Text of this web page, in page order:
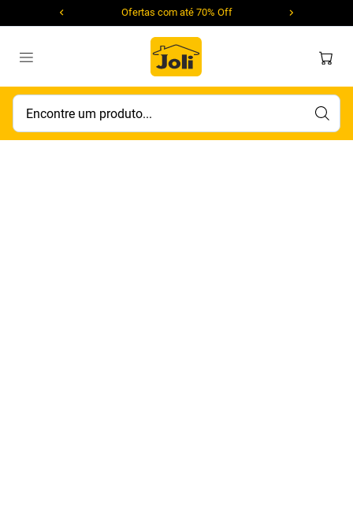
Ofertas com até 70% Off
Encontre um produto...